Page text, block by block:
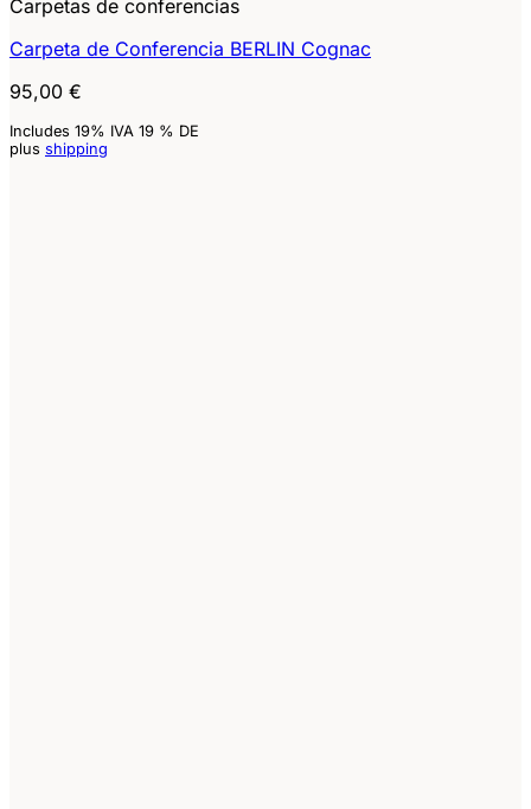
Carpetas de conferencias
Carpeta de Conferencia BERLIN Cognac
95,00 €
Includes 19% IVA 19 % DE
plus shipping